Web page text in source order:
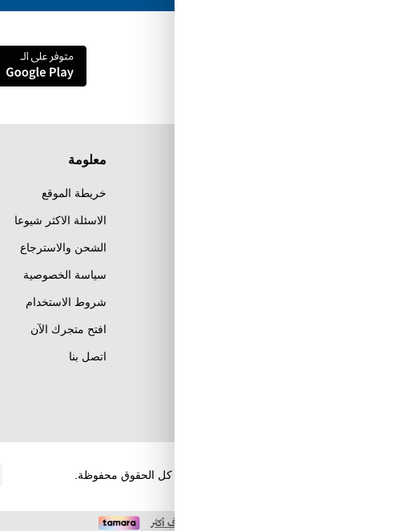
معلومة
خريطة الموقع
الاسئلة الاكثر شيوعا
الشحن والاسترجاع
سياسة الخصوصية
شروط الاستخدام
افتح متجرك الآن
اتصل بنا